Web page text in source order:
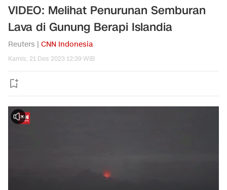
VIDEO: Melihat Penurunan Semburan
Lava di Gunung Berapi Islandia
Reuters | CNN Indonesia
Kamis, 21 Des 2023 12:39 WIB